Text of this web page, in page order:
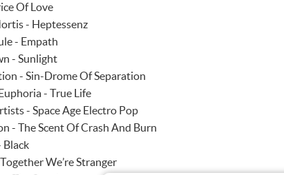
Of Love
- Heptessenz
- Empath
- Sunlight
- Sin-Drome Of Separation
- True Life
- Space Age Electro Pop
- The Scent Of Crash And Burn
Black
We’re Stranger